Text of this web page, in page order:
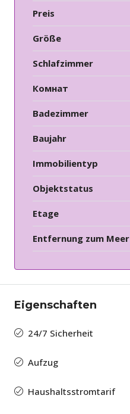
Preis
Größe
Schlafzimmer
Комнат
Badezimmer
Baujahr
Immobilientyp
Objektstatus
Etage
Entfernung zum Meer
Eigenschaften
24/7 Sicherheit
Aufzug
Haushaltsstromtarif